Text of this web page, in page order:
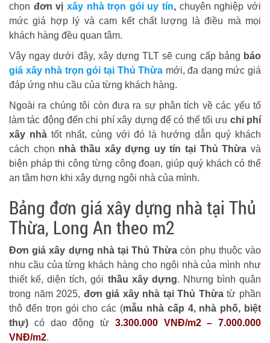
chọn đơn vị xây nhà trọn gói uy tín, chuyên nghiệp với
mức giá hợp lý và cam kết chất lượng là điều mà mọi
khách hàng đều quan tâm.
Vậy ngay dưới đây, xây dựng TLT sẽ cung cấp bảng báo
giá xây nhà trọn gói tại Thủ Thừa mới, đa dạng mức giá
đáp ứng nhu cầu của từng khách hàng.
Ngoài ra chúng tôi còn đưa ra sự phân tích về các yếu tố
làm tác động đến chi phí xây dựng để có thể tối ưu chi phí
xây nhàtốt nhất, cùng với đó là hướng dẫn quý khách
cách chọn nhà thầu xây dựng uy tín tại Thủ Thừa và
biện pháp thi công từng công đoạn, giúp quý khách có thể
an tâm hơn khi xây dựng ngôi nhà của mình.
Bảng đơn giá xây dựng nhà tại Thủ
Thừa, Long An theo m2
Đơn giá xây dựng nhà tại Thủ Thừa còn phụ thuộc vào
nhu cầu của từng khách hàng cho ngôi nhà của mình như
thiết kế, diện tích, gói thầu xây dựng. Nhưng bình quân
trong năm 2025, đơn giá xây nhà tại Thủ Thừatừ phần
thô đến trọn gói cho các (mẫu nhà cấp 4, nhà phố, biệt
thự) có dao động từ 3.300.000 VNĐ/m2 – 7.000.000
VNĐ/m2.